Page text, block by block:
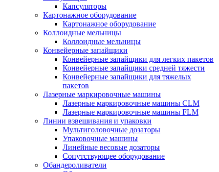
Капсуляторы
Картонажное оборудование
Картонажное оборудование
Коллоидные мельницы
Коллоидные мельницы
Конвейерные запайщики
Конвейерные запайщики для легких пакетов
Конвейерные запайщики средней тяжести
Конвейерные запайщики для тяжелых
пакетов
Лазерные маркировочные машины
Лазерные маркировочные машины CLM
Лазерные маркировочные машины FLM
Линии взвешивания и упаковки
Мультиголовочные дозаторы
Упаковочные машины
Линейные весовые дозаторы
Сопутствующее оборудование
Обандероливатели